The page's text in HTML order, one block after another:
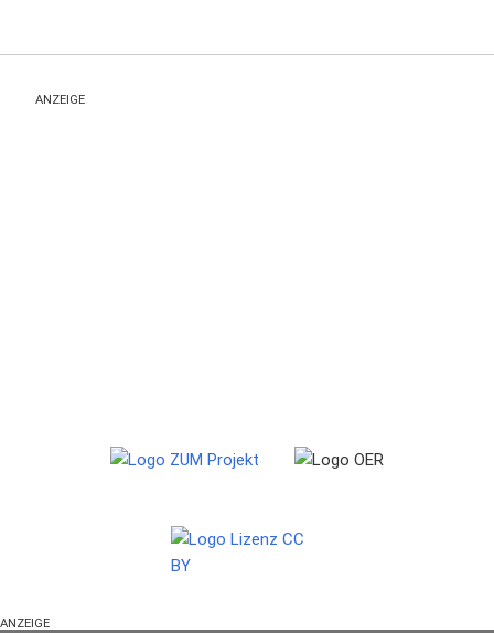
ANZEIGE
ANZEIGE